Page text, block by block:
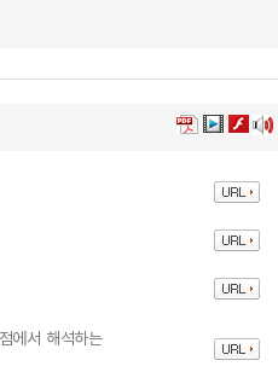
에서 해석하는